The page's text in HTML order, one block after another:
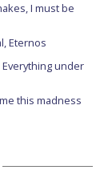
I must be
Eternos
Everything under
this madness